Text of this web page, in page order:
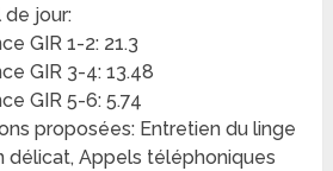
de jour:
GIR 1-2: 21.3
GIR 3-4: 13.48
GIR 5-6: 5.74
proposées: Entretien du linge
délicat, Appels téléphoniques